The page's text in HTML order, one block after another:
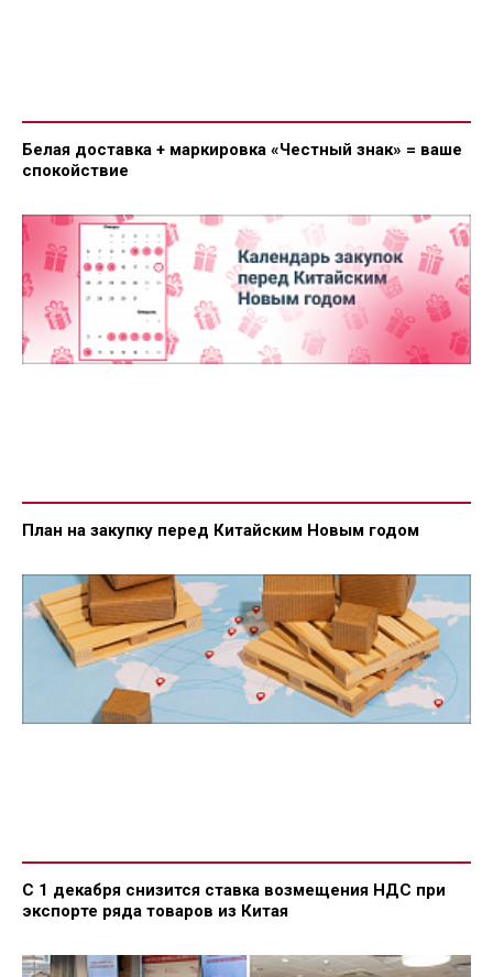
Белая доставка + маркировка «Честный знак» = ваше
спокойствие
План на закупку перед Китайским Новым годом
С 1 декабря снизится ставка возмещения НДС при
экспорте ряда товаров из Китая